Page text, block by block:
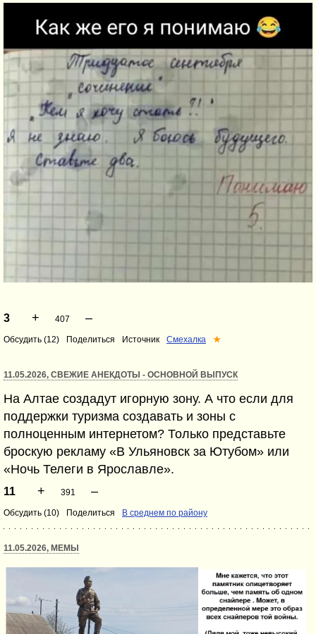
3 + 407 –
Обсудить (12) Поделиться Источник Смехалка ★
11.05.2026, СВЕЖИЕ АНЕКДОТЫ - ОСНОВНОЙ ВЫПУСК
На Алтае создадут игорную зону. А что если для
поддержки туризма создавать и зоны с
полноценным интернетом? Только представьте
броскую рекламу «В Ульяновск за Ютубом» или
«Ночь Телеги в Ярославле».
11 + 391 –
Обсудить (10) Поделиться В среднем по району
11.05.2026, МЕМЫ